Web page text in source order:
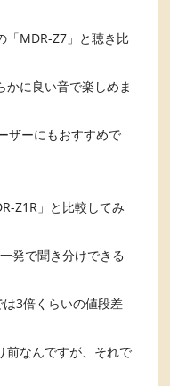
「MDR-Z7」と聴き比
に良い音で楽しめま
ザーにもおすすめで
Z1R」と比較してみ
発で聞き分けできる
3倍くらいの値段差
前なんですが、それで